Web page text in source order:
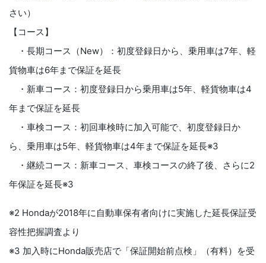
さい）
【コース】
・長期コース（New）：初度登録日から、乗用車は7年、軽
貨物車は6年まで保証を延長
・新車コース：初度登録日から乗用車は5年、軽貨物車は4
年まで保証を延長
・車検コース：初回車検時に加入可能で、初度登録日か
ら、乗用車は5年、軽貨物車は4年まで保証を延長※3
・継続コース：新車コース、車検コースの終了後、さらに2
年保証を延長※3
※2 Hondaが2018年に自動車保有者向けに実施した延長保証受
容性把握調査より
※3 加入時にHonda販売店で「保証開始前点検」（有料）を受